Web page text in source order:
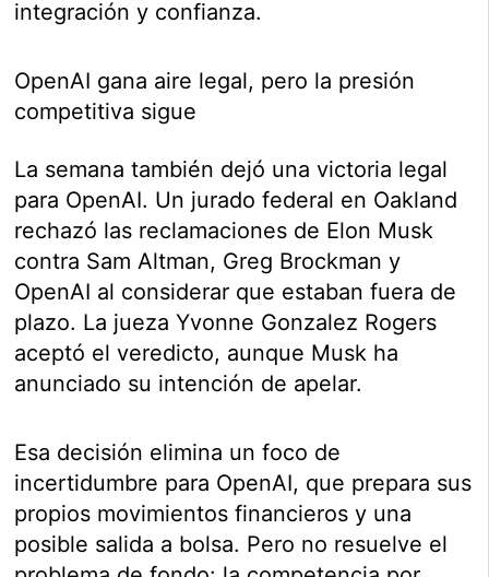
integración y confianza.
OpenAI gana aire legal, pero la presión
competitiva sigue
La semana también dejó una victoria legal
para OpenAI. Un jurado federal en Oakland
rechazó las reclamaciones de Elon Musk
contra Sam Altman, Greg Brockman y
OpenAI al considerar que estaban fuera de
plazo. La jueza Yvonne Gonzalez Rogers
aceptó el veredicto, aunque Musk ha
anunciado su intención de apelar.
Esa decisión elimina un foco de
incertidumbre para OpenAI, que prepara sus
propios movimientos financieros y una
posible salida a bolsa. Pero no resuelve el